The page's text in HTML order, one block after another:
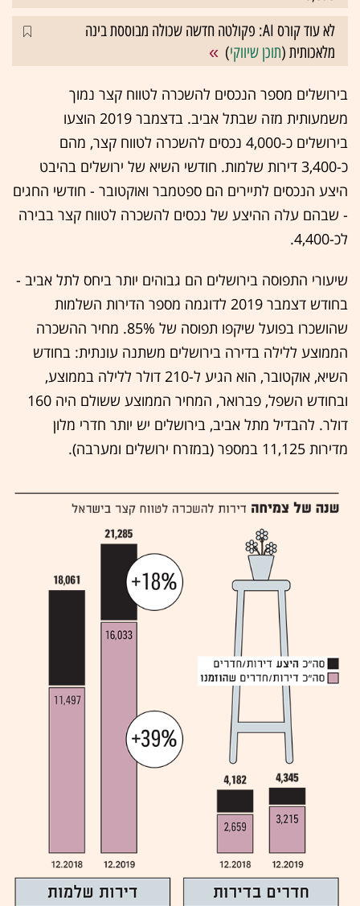
לא עוד קורס AI: פקולטה חדשה שכולה מבוססת בינה
מלאכותית (תוכן שיווקי)
בירושלים מספר הנכסים להשכרה לטווח קצר נמוך
משמעותית מזה שבתל אביב. בדצמבר 2019 הוצעו
בירושלים כ-4,000 נכסים להשכרה לטווח קצר, מהם
כ-3,400 דירות שלמות. חודשי השיא של ירושלים בהיבט
היצע הנכסים לתיירים הם ספטמבר ואוקטובר - חודשי החגים
- שבהם עלה ההיצע של נכסים להשכרה לטווח קצר בבירה
לכ-4,400.
שיעורי התפוסה בירושלים הם גבוהים יותר ביחס לתל אביב -
בחודש דצמבר 2019 לדוגמה מספר הדירות השלמות
שהושכרו בפועל שיקפו תפוסה של 85%. מחיר ההשכרה
הממוצע ללילה בדירה בירושלים משתנה עונתית: בחודש
השיא, אוקטובר, הוא הגיע ל-210 דולר ללילה בממוצע,
ובחודש השפל, פברואר, המחיר הממוצע ששולם היה 160
דולר. להבדיל מתל אביב, בירושלים יש יותר חדרי מלון
מדירות 11,125 במספר (במזרח ירושלים ומערבה).